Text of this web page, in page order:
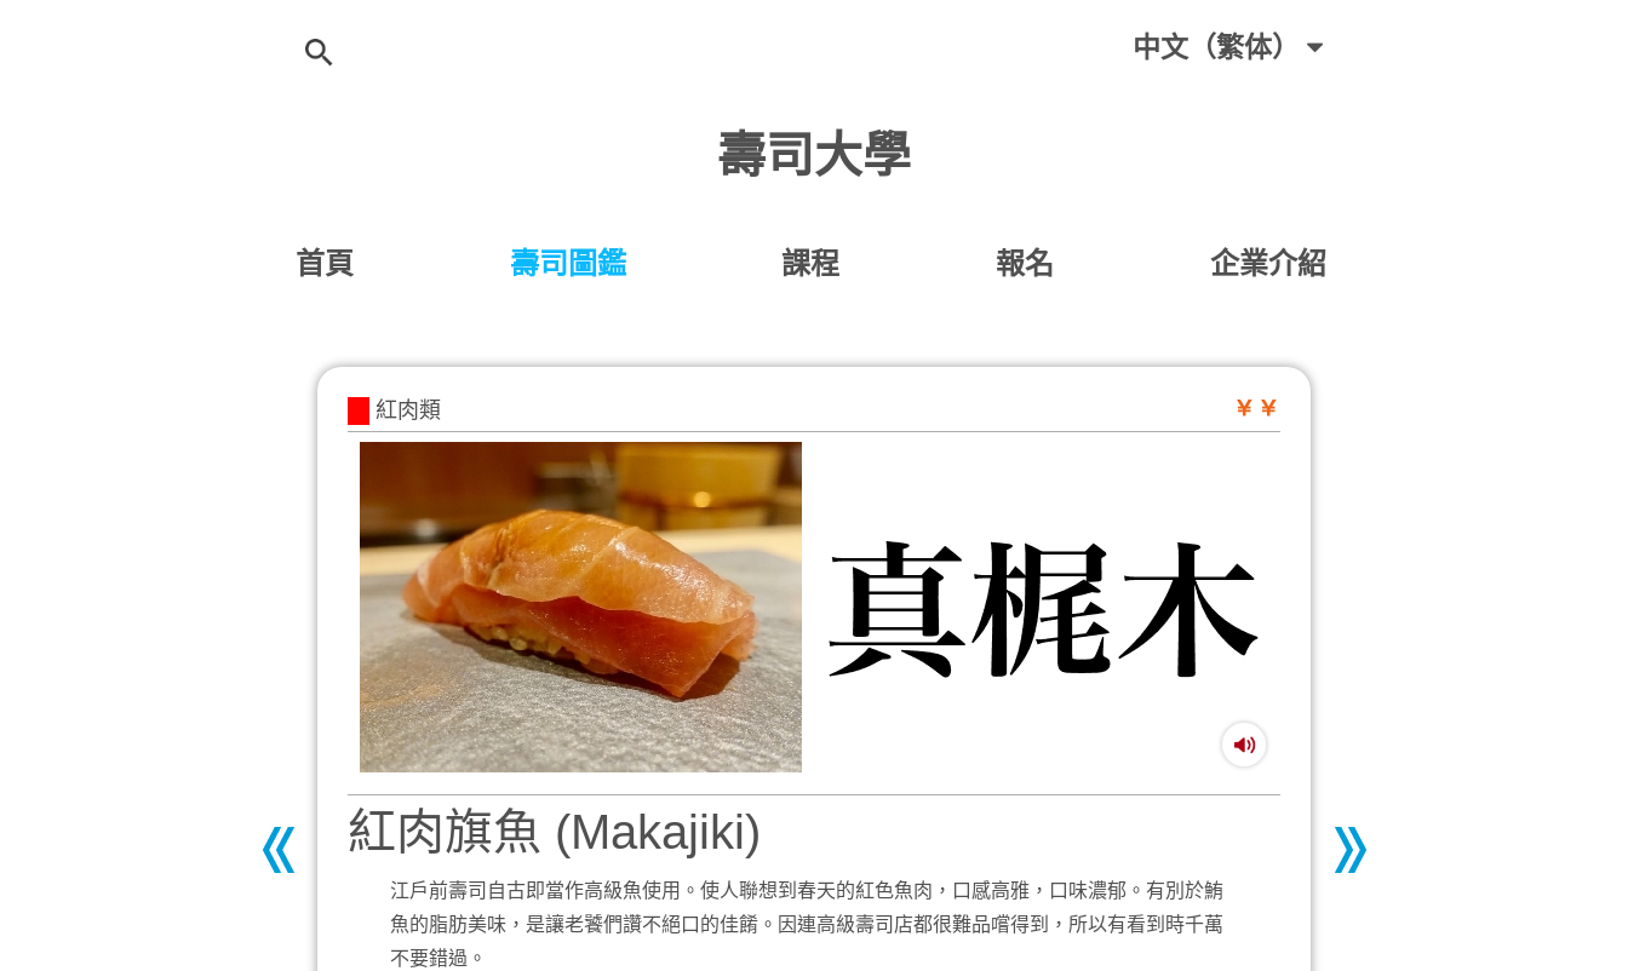
中文（繁体）
壽司大學
首頁 壽司圖鑑 課程 報名 企業介紹
紅肉類
紅肉旗魚 (Makajiki)
江戶前壽司自古即當作高級魚使用。使人聯想到春天的紅色魚肉，口感高雅，口味濃郁。有別於鮪
魚的脂肪美味，是讓老饕們讚不絕口的佳餚。因連高級壽司店都很難品嚐得到，所以有看到時千萬
不要錯過。